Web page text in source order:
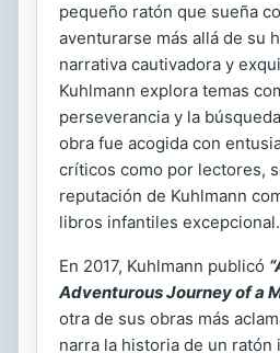
pequeño ratón que sueña
aventurarse más allá de su
narrativa cautivadora y
Kuhlmann explora temas
perseverancia y la
obra fue acogida con
críticos como por lectores,
reputación de Kuhlmann
libros infantiles excepcional.
En 2017, Kuhlmann publicó
Adventurous Journey of a
otra de sus obras más
narra la historia de un ratón